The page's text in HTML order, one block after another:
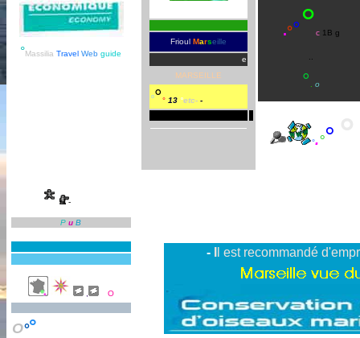
°MassiliaTravelWeb guide
-
Pu B
O
O°°
Frioul Marseille
e
MARSEILLE
°°° 13 °etc- -
.°°°c 1B g
° .o
°.°°
- l est recommandé